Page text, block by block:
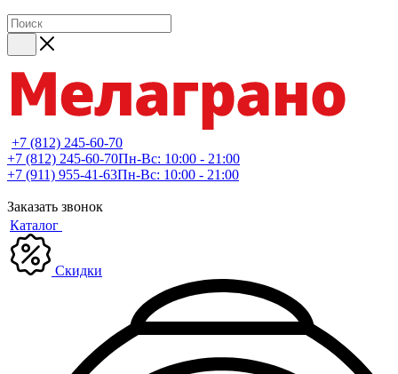
+7 (812) 245-60-70
+7 (812) 245-60-70Пн-Вс: 10:00 - 21:00
+7 (911) 955-41-63Пн-Вс: 10:00 - 21:00
Заказать звонок
Каталог
Скидки